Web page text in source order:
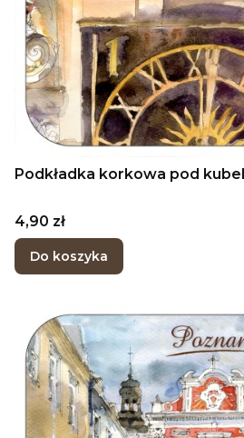
Podkładka korkowa pod
Cena
4,90 zł
Do koszyka